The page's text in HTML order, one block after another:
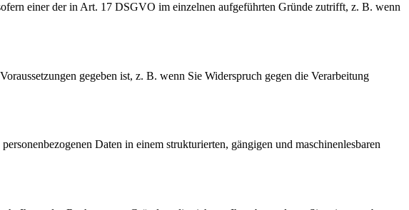
einer der in Art. 17 DSGVO im einzelnen aufgeführten Gründe zutrifft, z. B. wenn
gegeben ist, z. B. wenn Sie Widerspruch gegen die Verarbeitung
Daten in einem strukturierten, gängigen und maschinenlesbaren